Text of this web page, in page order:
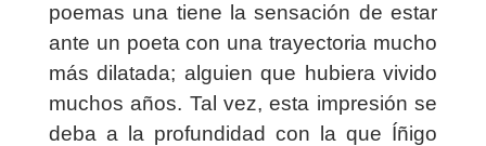
poemas una tiene la sensación de estar
ante un poeta con una trayectoria mucho
más dilatada; alguien que hubiera vivido
muchos años. Tal vez, esta impresión se
deba a la profundidad con la que Íñigo